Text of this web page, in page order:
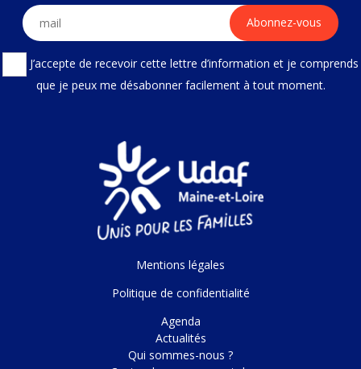
J’accepte de recevoir cette lettre d’information et je comprends
que je peux me désabonner facilement à tout moment.
Mentions légales
Politique de confidentialité
Agenda
Actualités
Qui sommes-nous ?